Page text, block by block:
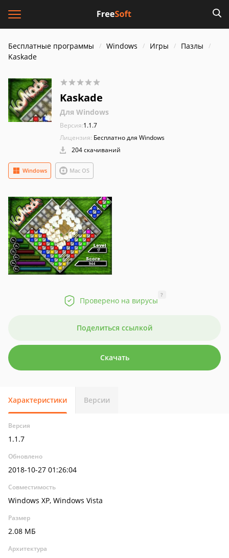
Бесплатные программы Windows Игры
Пазлы
Kaskade
Kaskade
Для Windows
Версия:1.1.7
Лицензия: Бесплатно для Windows
204 скачиваний
Mac OS
Windows
Проверено на вирусы
?
Поделиться ссылкой
Скачать
Характеристики Версии
Версия
1.1.7
Обновлено
2018-10-27 01:26:04
Совместимость
Windows XP, Windows Vista
Размер
2.08 МБ
Архитектура